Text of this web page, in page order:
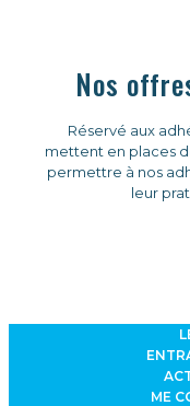
Nos
Réservé aux
mettent en places
permettre à nos
leur
ME